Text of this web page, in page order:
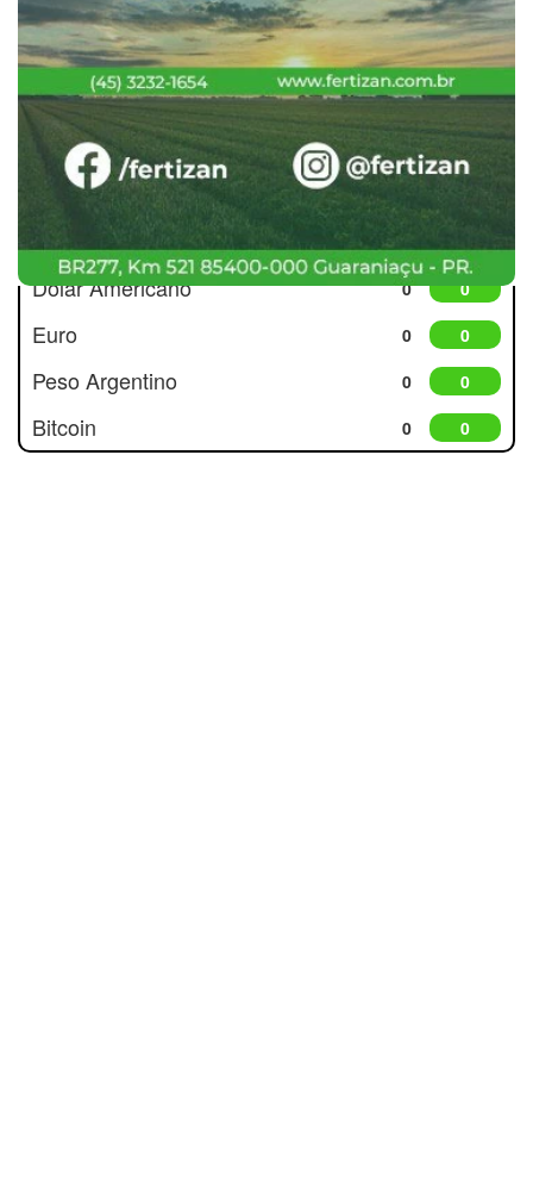
Cotações
Dólar Americano 0 0
Euro 0 0
Peso Argentino 0 0
Bitcoin 0 0